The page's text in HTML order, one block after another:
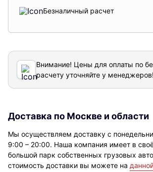
Безналичный расчет
Внимание! Цены для оплаты по
расчету уточняйте у менеджеров!
Доставка по Москве и области
Мы осуществляем доставку с
9:00 – 20:00. Наша компания имеет в
большой парк собственных грузовых
стоимость доставки вы можете на